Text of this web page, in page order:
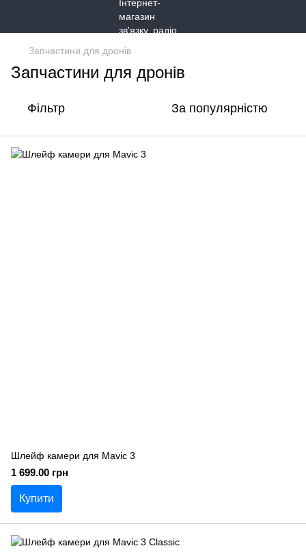
Запчастини для дронів
Запчастини для дронів
Фільтр За популярністю
Шлейф камери для Mavic 3
1 699.00 грн
Купити